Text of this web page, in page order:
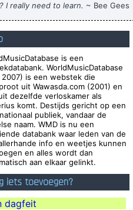
I really need to learn. ~ Bee Gees
so many fantastic singles~ Paul
Less is more.~ Rue Rapide
glimmer of hope~ Mick Jagger
real depth.~ Christina Aguilera
That Says It All~ Larry Mullen
of fact it´ s all dark~ Pink Floyd
How original.~ Alice Cooper
let you in the hotel.~ Buddy Holly
love one another.
think you´ re doing?~ Madonna
is een
WorldMusicDatabase
is een webstek die
uit Wawasda.com (2001) en
dezelfde verloskamer als
komt. Destijds gericht op een
publiek, vandaar de
naam. WMD is nu een
databank waar leden van de
info en weetjes kunnen
en alles wordt dan
aan elkaar gelinkt.
iets toevoegen?
dagfeit